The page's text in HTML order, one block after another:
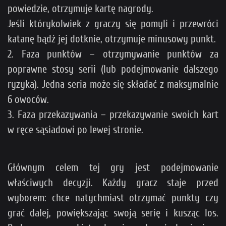
powiedzie, otrzymuje kartę nagrody.
Jeśli którykolwiek z graczy się pomyli i przewróci
katanę bądź jej dotknie, otrzymuje minusowy punkt.
2. Faza punktów – otrzymywanie punktów za
poprawne stosy serii (lub podejmowanie dalszego
ryzyka). Jedna seria może się składać z maksymalnie
6 owoców.
3. Faza przekazywania – przekazywanie swoich kart
w ręce sąsiadowi po lewej stronie.
Głównym celem tej gry jest podejmowanie
właściwych decyzji. Każdy gracz staje przed
wyborem: chce natychmiast otrzymać punkty czy
grać dalej, powiększając swoją serię i kusząc los.